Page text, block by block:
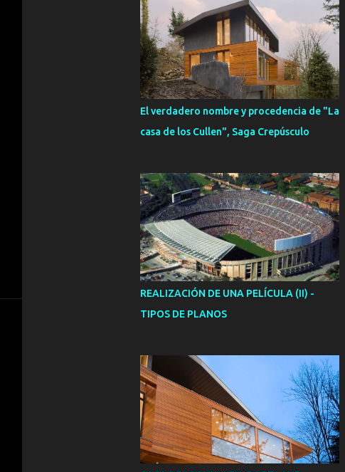
El verdadero nombre y procedencia de "La
casa de los Cullen", Saga Crepúsculo
REALIZACIÓN DE UNA PELÍCULA (II) -
TIPOS DE PLANOS